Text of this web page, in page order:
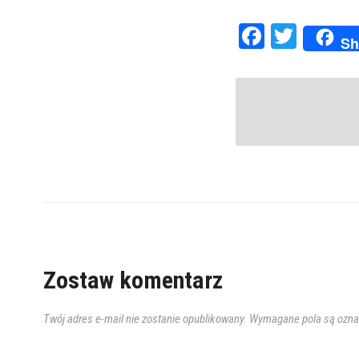
Zostaw komentarz
Twój adres e-mail nie zostanie opublikowany. Wymagane pola są